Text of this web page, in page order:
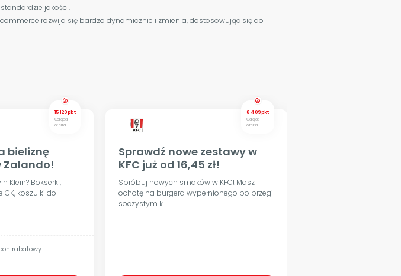
jakości.
rozwija się bardzo dynamicznie i zmienia, dostosowując się do
local_fire_department
15 120 pkt
Gorąca
oferta
bieliznę
Zalando!
Klein? Bokserki,
CK, koszulki do
rabatowy
local_fire_department
8 409 pkt
Gorąca
oferta
Sprawdź nowe zestawy w
KFC już od 16,45 zł!
Spróbuj nowych smaków w KFC! Masz
ochotę na burgera wypełnionego po brzegi
soczystym k...